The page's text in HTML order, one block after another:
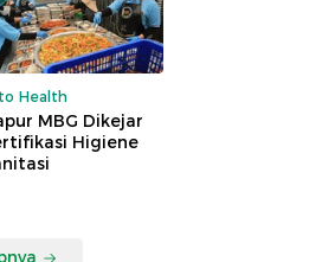
Health
MBG Dikejar
Higiene